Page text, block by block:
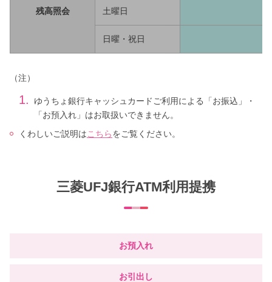
残高照会 土曜日
日曜・祝日
（注）
1.
ゆうちょ銀行キャッシュカードご利用による「お振込」・
「お預入れ」はお取扱いできません。
くわしいご説明はこちらをご覧ください。
三菱UFJ銀行ATM利用提携
お預入れ
お引出し